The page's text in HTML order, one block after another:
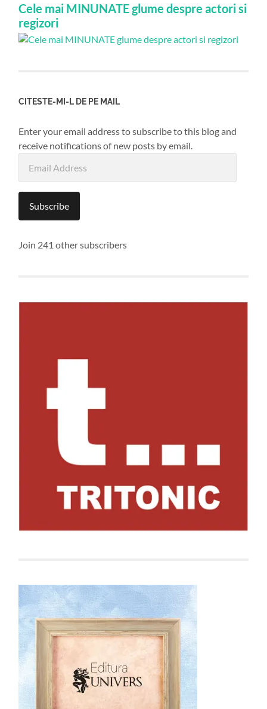
Cele mai MINUNATE glume despre actori si
regizori
CITESTE-MI-L DE PE MAIL
Enter your email address to subscribe to this blog and
receive notifications of new posts by email.
Address
Subscribe
Join 241 other subscribers